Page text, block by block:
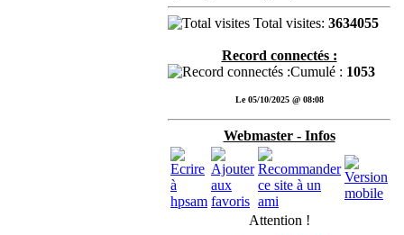
Total visites: 3634055
Record connectés :
Cumulé : 1053
Le 05/10/2025 @ 08:08
Webmaster - Infos
Attention !